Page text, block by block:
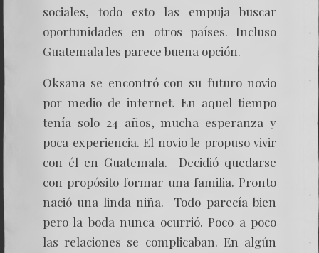
sociales, todo esto las empuja buscar
oportunidades en otros países. Incluso
Guatemala les parece buena opción.
Oksana se encontró con su futuro novio
por medio de internet. En aquel tiempo
tenía solo 24 años, mucha esperanza y
poca experiencia. El novio le propuso vivir
con él en Guatemala. Decidió quedarse
con propósito formar una familia. Pronto
nació una linda niña. Todo parecía bien
pero la boda nunca ocurrió. Poco a poco
las relaciones se complicaban. En algún